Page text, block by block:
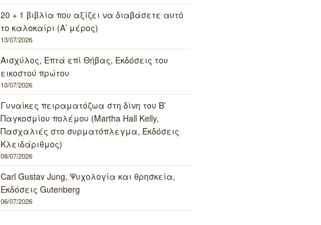
20 + 1 βιβλία που αξίζει να διαβάσετε αυτό
το καλοκαίρι (Α’ μέρος)
13/07/2026
Αισχύλος, Επτά επί Θήβας, Εκδόσεις του
εικοστού πρώτου
10/07/2026
Γυναίκες πειραματόζωα στη δίνη του Β’
Παγκοσμίου πολέμου (Martha Hall Kelly,
Πασχαλιές στο συρματόπλεγμα, Εκδόσεις
Κλειδάριθμος)
08/07/2026
Carl Gustav Jung, Ψυχολογία και θρησκεία,
Εκδόσεις Gutenberg
06/07/2026